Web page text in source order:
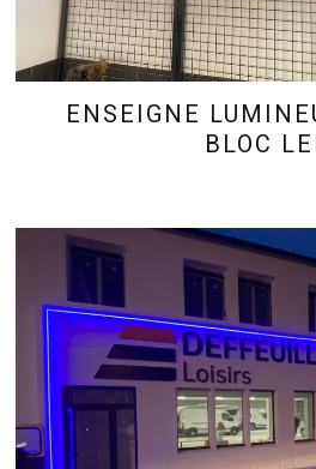
ENSEIGNE
BLOC